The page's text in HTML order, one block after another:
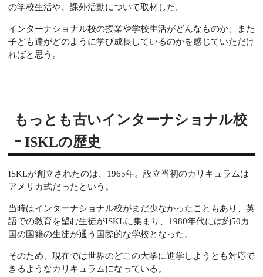
の学校生活や、課外活動について取材した。
インターナショナル校の授業や学校生活がどんなものか、また
子ども達がどのように学び成長しているのかを感じていただけ
ればと思う。
もっとも古いインターナショナル校
ｰ ISKLの歴史
ISKLが創立されたのは、1965年。設立当初のカリキュラムは
アメリカ式だったという。
当時はインターナショナル校がまだ少なかったこともあり、英
語での教育を望む生徒がISKLに集まり、1980年代には約50カ
国の国籍の生徒が通う国際的な学校となった。
そのため、現在では世界のどこの大学に進学しようとも対応で
きるようなカリキュラムになっている。